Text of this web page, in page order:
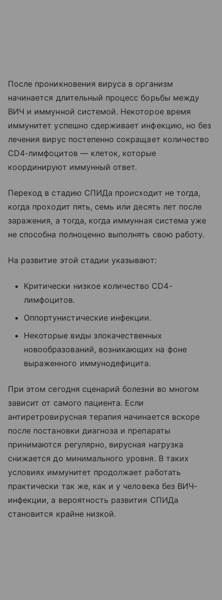
После проникновения вируса в организм
начинается длительный процесс борьбы между
ВИЧ и иммунной системой. Некоторое время
иммунитет успешно сдерживает инфекцию, но без
лечения вирус постепенно сокращает количество
CD4-лимфоцитов — клеток, которые
координируют иммунный ответ.
Переход в стадию СПИДа происходит не тогда,
когда проходит пять, семь или десять лет после
заражения, а тогда, когда иммунная система уже
не способна полноценно выполнять свою работу.
На развитие этой стадии указывают:
Критически низкое количество CD4-
лимфоцитов.
Оппортунистические инфекции.
Некоторые виды злокачественных
новообразований, возникающих на фоне
выраженного иммунодефицита.
При этом сегодня сценарий болезни во многом
зависит от самого пациента. Если
антиретровирусная терапия начинается вскоре
после постановки диагноза и препараты
принимаются регулярно, вирусная нагрузка
снижается до минимального уровня. В таких
условиях иммунитет продолжает работать
практически так же, как и у человека без ВИЧ-
инфекции, а вероятность развития СПИДа
становится крайне низкой.